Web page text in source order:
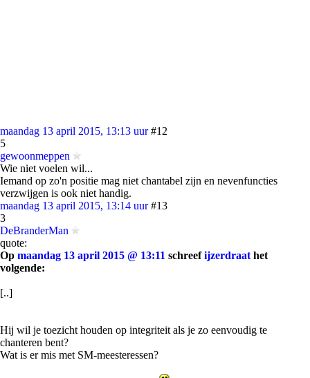
maandag 13 april 2015, 13:13 uur #12
5
gewoonmeppen
Wie niet voelen wil...
Iemand op zo'n positie mag niet chantabel zijn en nevenfuncties
verzwijgen is ook niet handig.
maandag 13 april 2015, 13:14 uur #13
3
DeBranderMan
quote:
Op maandag 13 april 2015 @ 13:11 schreefijzerdraat het
volgende:
[..]
Hij wil je toezicht houden op integriteit als je zo eenvoudig te
chanteren bent?
Wat is er mis met SM-meesteressen?